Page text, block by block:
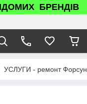
БРЕНДІВ
УСЛУГИ - ремонт